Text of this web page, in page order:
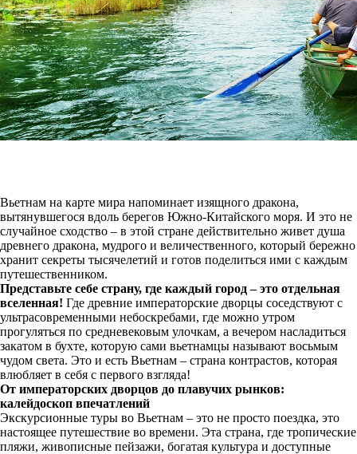
Вьетнам на карте мира напоминает изящного дракона,
вытянувшегося вдоль берегов Южно-Китайского моря. И это не
случайное сходство – в этой стране действительно живет душа
древнего дракона, мудрого и величественного, который бережно
хранит секреты тысячелетий и готов поделиться ими с каждым
путешественником.
Представьте себе страну, где каждый город – это отдельная
вселенная! Где древние императорские дворцы соседствуют с
ультрасовременными небоскребами, где можно утром
прогуляться по средневековым улочкам, а вечером насладиться
закатом в бухте, которую сами вьетнамцы называют восьмым
чудом света. Это и есть Вьетнам – страна контрастов, которая
влюбляет в себя с первого взгляда!
От императорских дворцов до плавучих рынков:
калейдоскоп впечатлений
Экскурсионные туры во Вьетнам – это не просто поездка, это
настоящее путешествие во времени. Эта страна, где тропические
пляжи, живописные пейзажи, богатая культура и доступные